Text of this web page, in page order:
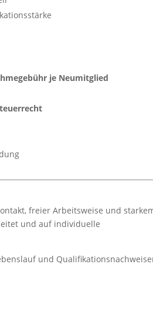
je Neumitglied
freier Arbeitsweise und
und auf individuelle
und